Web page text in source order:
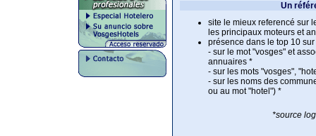
Un
site le mieux referencé sur
les principaux moteurs et
présence dans le top 10
- sur le mot "vosges" et
annuaires *
- sur les mots "vosges",
- sur les noms des
ou au mot "hotel") *
*source